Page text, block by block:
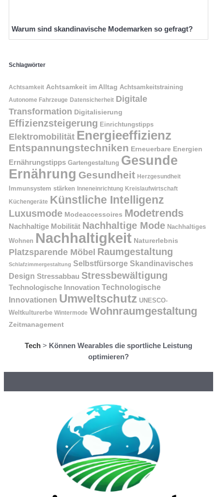
Warum sind skandinavische Modemarken so gefragt?
Schlagwörter
Achtsamkeit Achtsamkeit im Alltag Achtsamkeitstraining
Autonome Fahrzeuge Datensicherheit Digitale
Transformation Digitalisierung
Effizienzsteigerung Einrichtungstipps
Elektromobilität Energieeffizienz
Entspannungstechniken Erneuerbare Energien
Ernährungstipps Gartengestaltung Gesunde
Ernährung Gesundheit Herzgesundheit
Immunsystem stärken Inneneinrichtung Kreislaufwirtschaft
Küchengeräte Künstliche Intelligenz
Luxusmode Modeaccessoires Modetrends
Nachhaltige Mobilität Nachhaltige Mode Nachhaltiges
Wohnen Nachhaltigkeit Naturerlebnis
Platzsparende Möbel Raumgestaltung
Schlafzimmergestaltung Selbstfürsorge Skandinavisches
Design Stressabbau Stressbewältigung
Technologische Innovation Technologische
Innovationen Umweltschutz UNESCO-
Weltkulturerbe Wintermode Wohnraumgestaltung
Zeitmanagement
Tech > Können Wearables die sportliche Leistung
optimieren?